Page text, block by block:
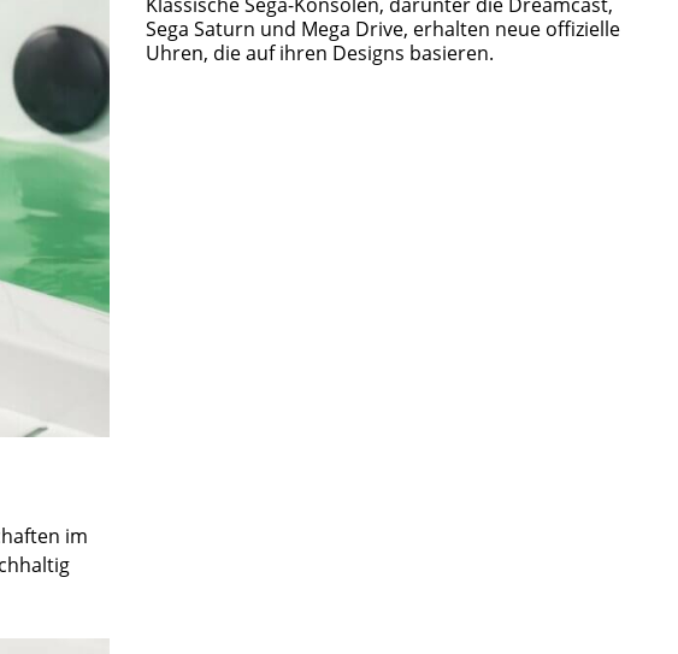
im
Sega Saturn und Mega Drive, erhalten neue offizielle
Uhren, die auf ihren Designs basieren.